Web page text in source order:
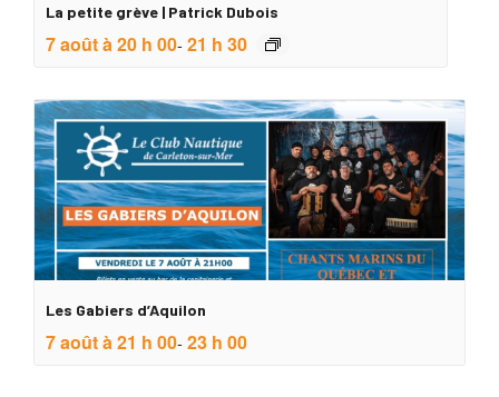
La petite grève | Patrick Dubois
7 août à 20 h 00- 21 h 30
Les Gabiers d’Aquilon
7 août à 21 h 00- 23 h 00